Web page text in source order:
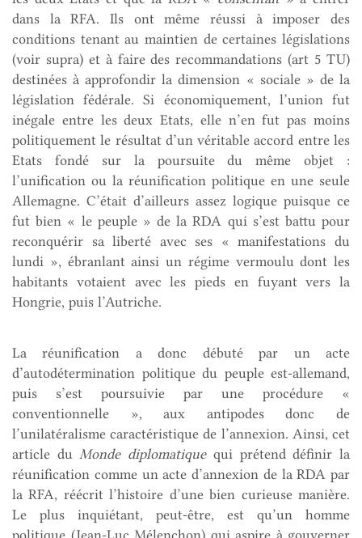
dans la RFA. Ils ont même réussi à imposer des
conditions tenant au maintien de certaines législations
(voir supra) et à faire des recommandations (art 5 TU)
destinées à approfondir la dimension « sociale » de la
législation fédérale. Si économiquement, l’union fut
inégale entre les deux Etats, elle n’en fut pas moins
politiquement le résultat d’un véritable accord entre les
Etats fondé sur la poursuite du même objet :
l’unification ou la réunification politique en une seule
Allemagne. C’était d’ailleurs assez logique puisque ce
fut bien « le peuple » de la RDA qui s’est battu pour
reconquérir sa liberté avec ses « manifestations du
lundi », ébranlant ainsi un régime vermoulu dont les
habitants votaient avec les pieds en fuyant vers la
Hongrie, puis l’Autriche.
La réunification a donc débuté par un acte
d’autodétermination politique du peuple est-allemand,
puis s’est poursuivie par une procédure «
conventionnelle », aux antipodes donc de
l’unilatéralisme caractéristique de l’annexion. Ainsi, cet
article du Monde diplomatiquequi prétend définir la
réunification comme un acte d’annexion de la RDA par
la RFA, réécrit l’histoire d’une bien curieuse manière.
Le plus inquiétant, peut-être, est qu’un homme
politique (Jean-Luc Mélenchon) qui aspire à gouverner